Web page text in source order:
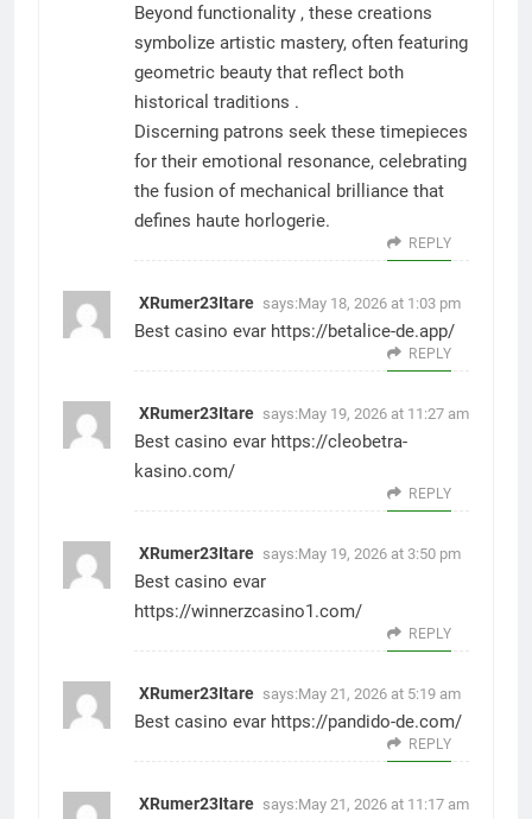
Beyond functionality , these creations
symbolize artistic mastery, often featuring
geometric beauty that reflect both
historical traditions .
Discerning patrons seek these timepieces
for their emotional resonance, celebrating
the fusion of mechanical brilliance that
defines haute horlogerie.
REPLY
XRumer23Itare says:May 18, 2026 at 1:03 pm
Best casino evar https://betalice-de.app/
REPLY
XRumer23Itare says:May 19, 2026 at 11:27 am
Best casino evar https://cleobetra-
kasino.com/
REPLY
XRumer23Itare says:May 19, 2026 at 3:50 pm
Best casino evar
https://winnerzcasino1.com/
REPLY
XRumer23Itare says:May 21, 2026 at 5:19 am
Best casino evar https://pandido-de.com/
REPLY
XRumer23Itare says:May 21, 2026 at 11:17 am